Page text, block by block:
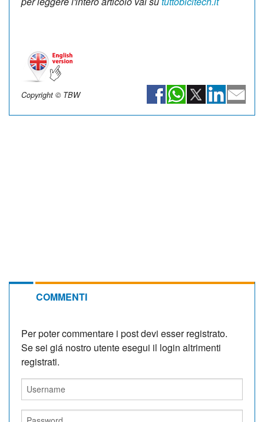
Copyright © TBW
COMMENTI
Per poter commentare i post devi esser registrato.
Se sei giá nostro utente esegui il login altrimenti
registrati.